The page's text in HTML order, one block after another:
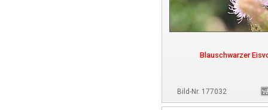
Blauschwarzer
Bild-Nr. 177032